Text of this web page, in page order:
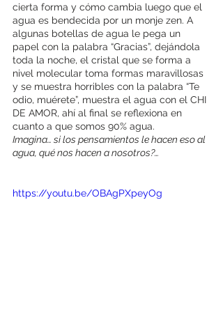
cierta forma y cómo cambia luego que el
agua es bendecida por un monje zen. A
algunas botellas de agua le pega un
papel con la palabra “Gracias”, dejándola
toda la noche, el cristal que se forma a
nivel molecular toma formas maravillosas
y se muestra horribles con la palabra “Te
odio, muérete”, muestra el agua con el CHI
DE AMOR, ahí al final se reflexiona en
cuanto a que somos 90% agua.
Imagina… si los pensamientos le hacen eso al
agua, qué nos hacen a nosotros?…
https://youtu.be/OBAgPXpeyOg